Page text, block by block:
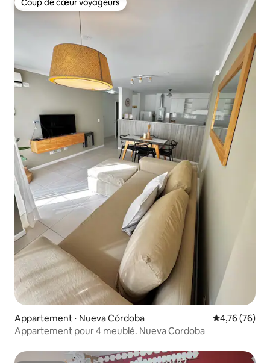
Coup de cœur voyageurs
Coup de cœur voyageurs
Appartement ⋅ Nueva Córdoba Évaluation
4,76 (76)
Appartement pour 4 meublé. Nueva Cordoba